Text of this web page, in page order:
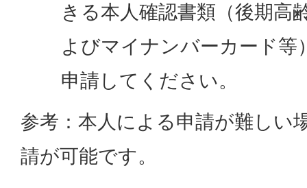
きる本人確認書類（後期高
よびマイナンバーカード等
申請してください。
参考：本人による申請が難しい
請が可能です。